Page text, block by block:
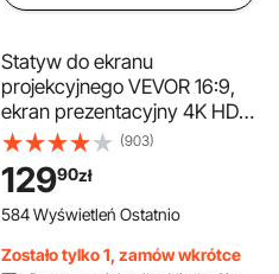
Statyw do ekranu
projekcyjnego VEVOR 16:9,
ekran prezentacyjny 4K HD,
zwijany, powierzchnia
projekcyjna, 178 x 100 cm,
stojak na ekran projekcyjny,
wysokość 200-250 cm,
domowego, sal
(903)
12990zł
584 Wyświetleń Ostatnio
Zostało tylko 1, zamów wkrótce